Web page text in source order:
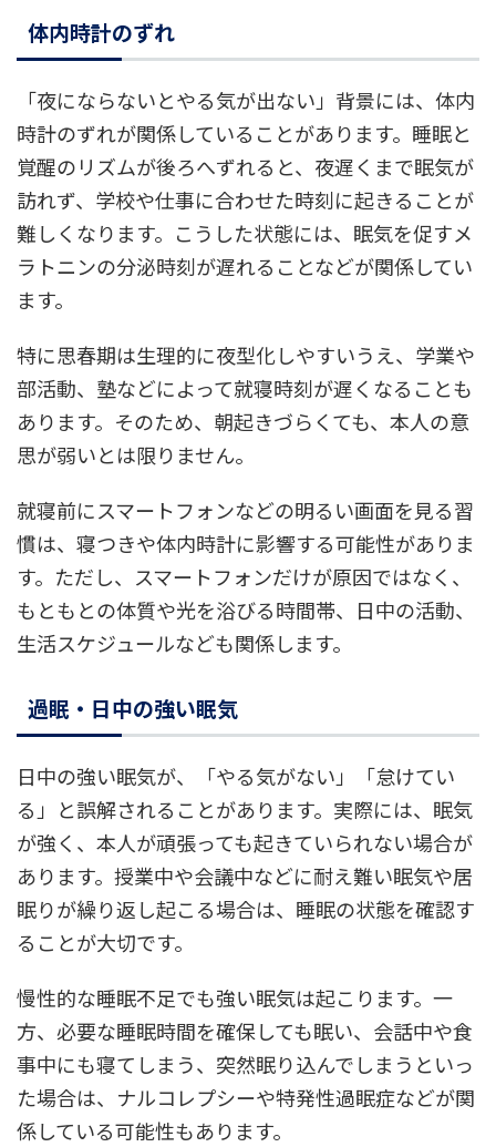
体内時計のずれ
「夜にならないとやる気が出ない」背景には、体内
時計のずれが関係していることがあります。睡眠と
覚醒のリズムが後ろへずれると、夜遅くまで眠気が
訪れず、学校や仕事に合わせた時刻に起きることが
難しくなります。こうした状態には、眠気を促すメ
ラトニンの分泌時刻が遅れることなどが関係してい
ます。
特に思春期は生理的に夜型化しやすいうえ、学業や
部活動、塾などによって就寝時刻が遅くなることも
あります。そのため、朝起きづらくても、本人の意
思が弱いとは限りません。
就寝前にスマートフォンなどの明るい画面を見る習
慣は、寝つきや体内時計に影響する可能性がありま
す。ただし、スマートフォンだけが原因ではなく、
もともとの体質や光を浴びる時間帯、日中の活動、
生活スケジュールなども関係します。
過眠・日中の強い眠気
日中の強い眠気が、「やる気がない」「怠けてい
る」と誤解されることがあります。実際には、眠気
が強く、本人が頑張っても起きていられない場合が
あります。授業中や会議中などに耐え難い眠気や居
眠りが繰り返し起こる場合は、睡眠の状態を確認す
ることが大切です。
慢性的な睡眠不足でも強い眠気は起こります。一
方、必要な睡眠時間を確保しても眠い、会話中や食
事中にも寝てしまう、突然眠り込んでしまうといっ
た場合は、ナルコレプシーや特発性過眠症などが関
係している可能性もあります。